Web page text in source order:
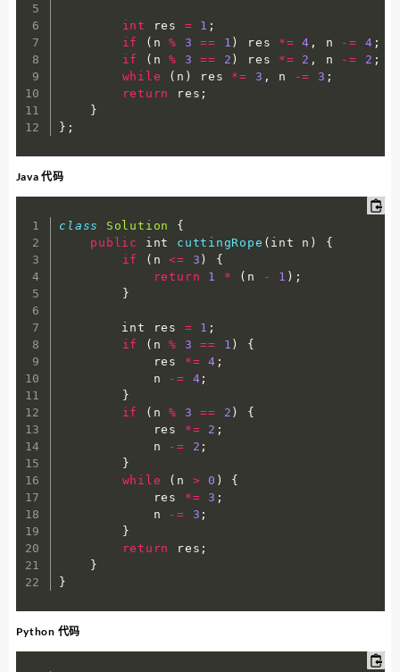
int res = 1 ;
if
( n % 3 == 1 ) res *= 4 , n -= 4 ;
if
( n % 3 == 2 ) res *= 2 , n -= 2 ;
while
( n ) res *= 3 , n -= 3 ;
return
res ;
}
} ;
Java 代码
class Solution
{
public
int cuttingRope ( int n )
{
if
( n <= 3 )
{
return
1 * ( n - 1 ) ;
}
        int res
= 1 ;
if
( n % 3 == 1 )
{
            res
*= 4 ;
            n
-= 4 ;
}
if
( n % 3 == 2 )
{
            res
*= 2 ;
            n
-= 2 ;
}
while
( n > 0 )
{
            res
*= 3 ;
            n
-= 3 ;
}
return
res ;
}
}
Python 代码